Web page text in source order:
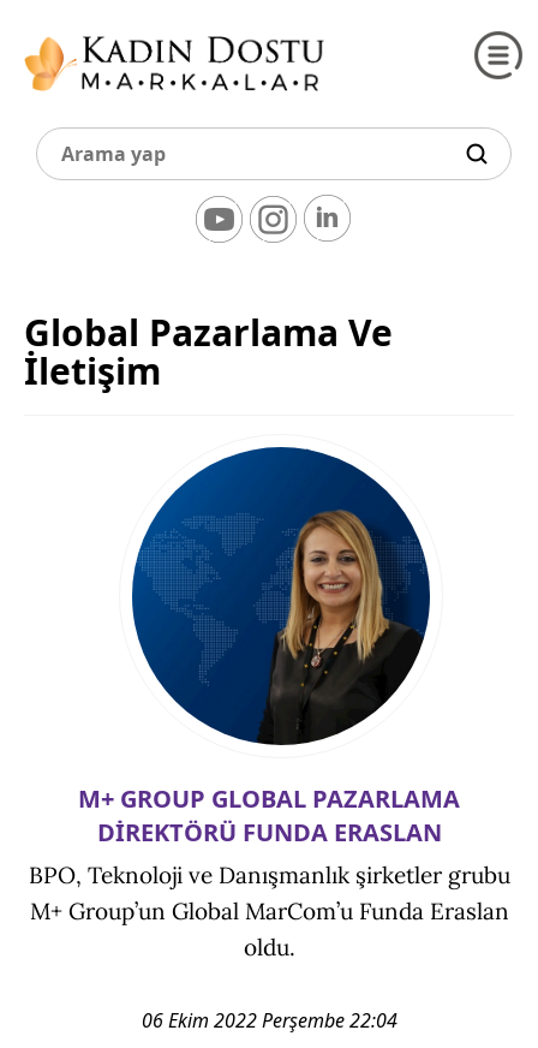
Global Pazarlama Ve
İletişim
M+ GROUP GLOBAL PAZARLAMA
DİREKTÖRÜ FUNDA ERASLAN
BPO, Teknoloji ve Danışmanlık şirketler grubu
M+ Group’un Global MarCom’u Funda Eraslan
oldu.
06 Ekim 2022 Perşembe 22:04